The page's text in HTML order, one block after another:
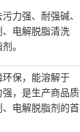
力强、耐强碱、
电解脱脂清洗
。
保，能溶解于
，是生产商品质
电解脱脂剂的首